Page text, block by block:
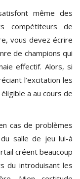
même des
compétiteurs de
vous devez écrire
de champions qui
effectif. Alors, si
l’excitation les
a au cours de
cas de problèmes
salle de jeu lui-à
créent beaucoup
du introduisant les